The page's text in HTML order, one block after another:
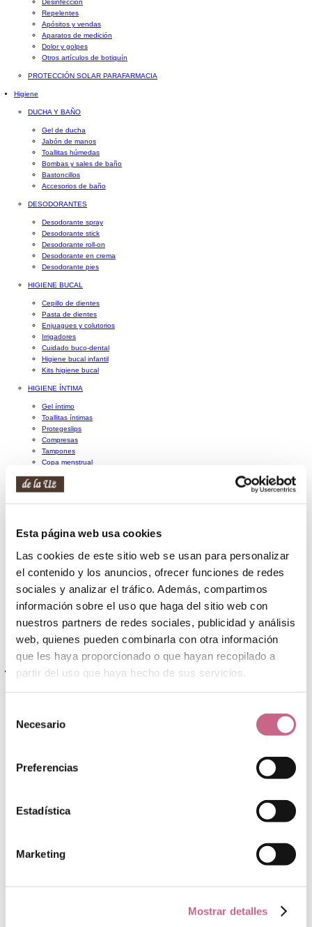
Esta página web usa cookies
Las cookies de este sitio web se usan para personalizar
el contenido y los anuncios, ofrecer funciones de redes
sociales y analizar el tráfico. Además, compartimos
información sobre el uso que haga del sitio web con
nuestros partners de redes sociales, publicidad y análisis
web, quienes pueden combinarla con otra información
que les haya proporcionado o que hayan recopilado a
partir del uso que haya hecho de sus servicios.
Necesario
Preferencias
Estadística
Marketing
Mostrar detalles
Desinfección
Repelentes
Apósitos y vendas
Aparatos de medición
Dolor y golpes
Otros artículos de botiquín
PROTECCIÓN SOLAR PARAFARMACIA
Higiene
DUCHA Y BAÑO
Gel de ducha
Jabón de manos
Toallitas húmedas
Bombas y sales de baño
Bastoncillos
Accesorios de baño
DESODORANTES
Desodorante spray
Desodorante stick
Desodorante roll-on
Desodorante en crema
Desodorante pies
HIGIENE BUCAL
Cepillo de dientes
Pasta de dientes
Enjuagues y colutorios
Irrigadores
Cuidado buco-dental
Higiene bucal infantil
Kits higiene bucal
HIGIENE ÍNTIMA
Gel íntimo
Toallitas íntimas
Protegeslips
Compresas
Tampones
Copa menstrual
Incontinencia orina
DEPILACIÓN
Cuchillas depilatorias
Pinzas de depilar
Limas
Herramientas de manicura y pedicura
Accesorios de manicura y pedicura
SETS DE BAÑO
Cabello
Acondicionador profesional
Mascarilla profesional
Lacas y fijación profesionales
Champú para cabello graso
Champú en seco